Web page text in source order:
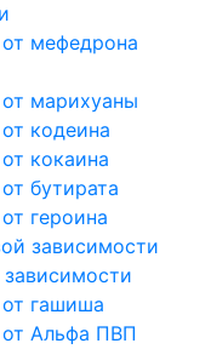
мефедрона
марихуаны
кодеина
кокаина
бутирата
героина
зависимости
гашиша
Альфа ПВП